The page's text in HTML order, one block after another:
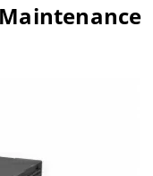
Maintenance